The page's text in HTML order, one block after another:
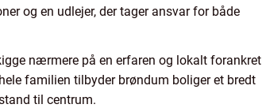
og en udlejer, der tager ansvar for både
nærmere på en erfaren og lokalt forankret
familien tilbyder brøndum boliger et bredt
til centrum.